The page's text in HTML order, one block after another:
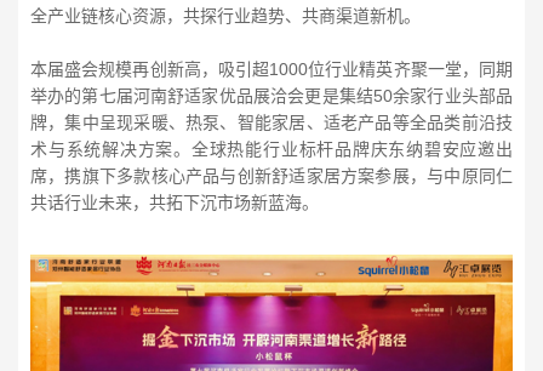
全产业链核心资源，共探行业趋势、共商渠道新机。
本届盛会规模再创新高，吸引超1000位行业精英齐聚一堂，同期
举办的第七届河南舒适家优品展洽会更是集结50余家行业头部品
牌，集中呈现采暖、热泵、智能家居、适老产品等全品类前沿技
术与系统解决方案。全球热能行业标杆品牌庆东纳碧安应邀出
席，携旗下多款核心产品与创新舒适家居方案参展，与中原同仁
共话行业未来，共拓下沉市场新蓝海。